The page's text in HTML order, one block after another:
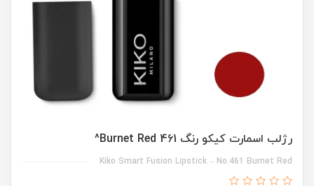
رژلب اسمارت کیکو رنگ 461 Burnet Red^
Kiko Smart Fusion Lipstick – No.461 Burnet Red